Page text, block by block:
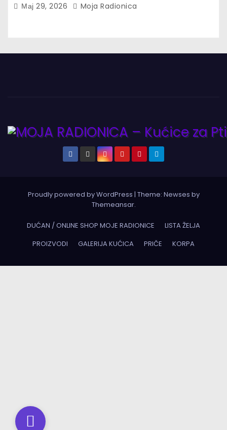
Мај 29, 2026 Moja Radionica
Proudly powered by WordPress | Theme: Newses by
Themeansar.
DUĆAN / ONLINE SHOP MOJE RADIONICE
LISTA ŽELJA
PROIZVODI
GALERIJA KUĆICA PRIČE KORPA